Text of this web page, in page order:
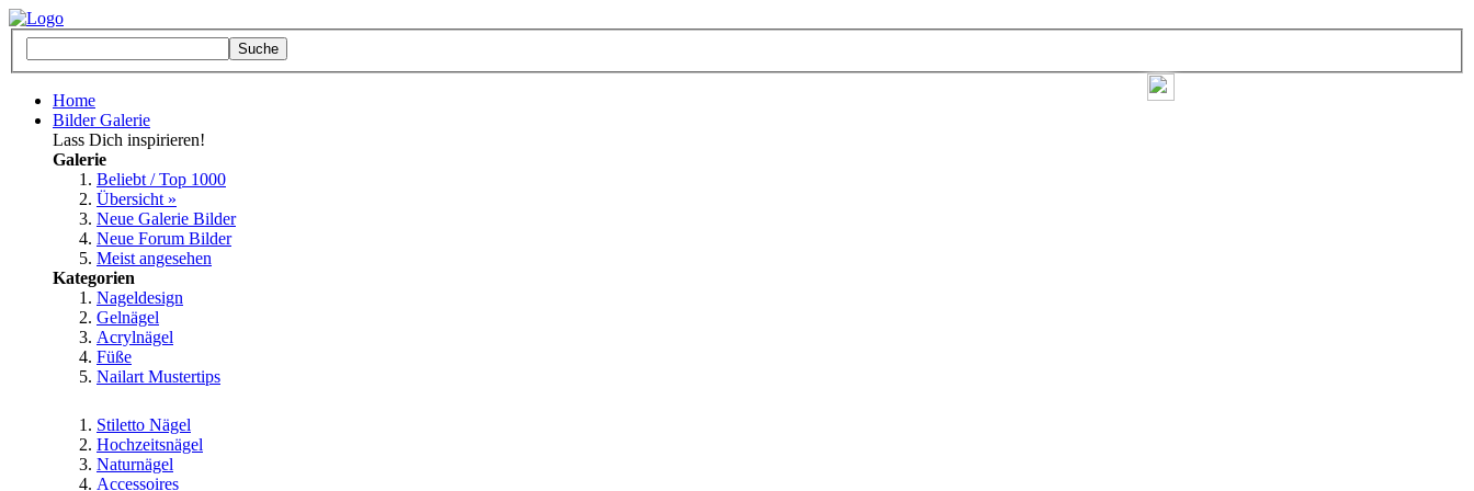
Home
Bilder Galerie
Lass Dich inspirieren!
Galerie
Beliebt / Top 1000
Übersicht »
Neue Galerie Bilder
Neue Forum Bilder
Meist angesehen
Kategorien
Nageldesign
Gelnägel
Acrylnägel
Füße
Nailart Mustertips
Stiletto Nägel
Hochzeitsnägel
Naturnägel
Accessoires